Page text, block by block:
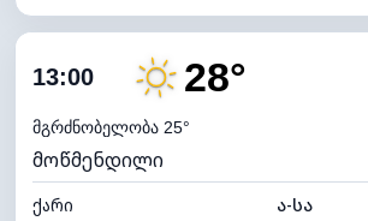
ღრუბლიანობა
ნამის წერტილი
ხილვადობა
განათების ინდექსი 7 (ნათელი)
13:00 28°
მგრძნობელობა 25°
მოწმენდილი
ქარი
ა-სა